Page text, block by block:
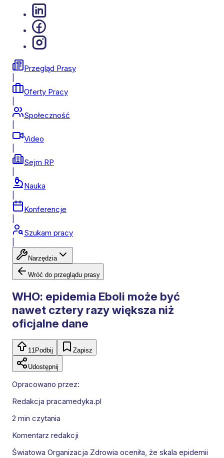
Przegląd Prasy
Oferty Pracy
Społeczność
Video
Sejm RP
Nauka
Konferencje
Szukam pracy
Narzędzia
Wróć do przeglądu prasy
WHO: epidemia Eboli może być
nawet cztery razy większa niż
oficjalne dane
11Podbij Zapisz
Udostępnij
Opracowano przez:
Redakcja pracamedyka.pl
2 min czytania
Komentarz redakcji
Światowa Organizacja Zdrowia oceniła, że skala epidemii